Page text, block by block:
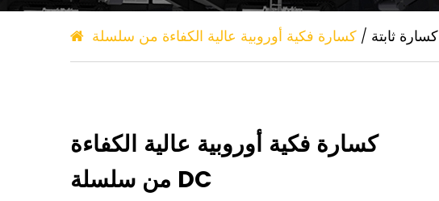
كسارة ثابتة /
كسارة فكية أوروبية عالية الكفاءة
من سلسلة DC